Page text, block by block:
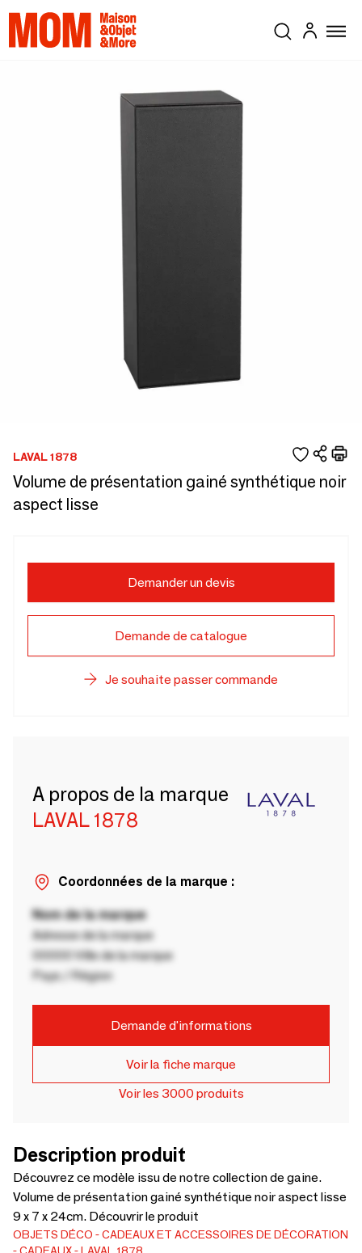
LAVAL 1878
Volume de présentation gainé synthétique noir
aspect lisse
Demander un devis
Demande de catalogue
Je souhaite passer commande
A propos de la marque
LAVAL 1878
Coordonnées de la marque :
Nom de la marque
Adresse de la marque
00000 Ville de la marque
Pays / Région
Demande d'informations
Voir la fiche marque
Voir les 3000 produits
Description produit
Découvrez ce modèle issu de notre collection de gaine.
Volume de présentation gainé synthétique noir aspect lisse
9 x 7 x 24cm. Découvrir le produit
OBJETS DÉCO
CADEAUX ET ACCESSOIRES DE DÉCORATION